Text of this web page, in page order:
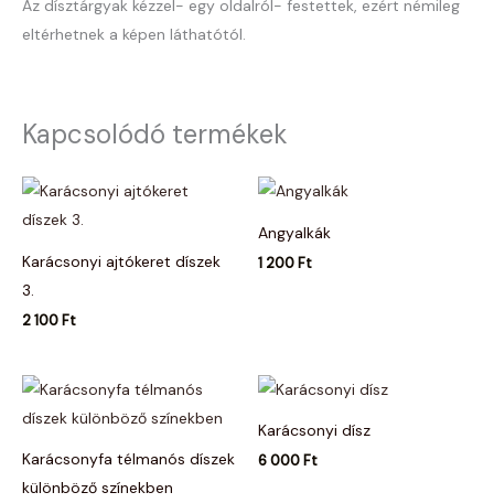
Az dísztárgyak kézzel- egy oldalról- festettek, ezért némileg
eltérhetnek a képen láthatótól.
Kapcsolódó termékek
Karácsonyi ajtókeret díszek
3.
2 100 Ft
Angyalkák
1 200 Ft
Karácsonyfa télmanós díszek
különböző színekben
Karácsonyi dísz
6 000 Ft